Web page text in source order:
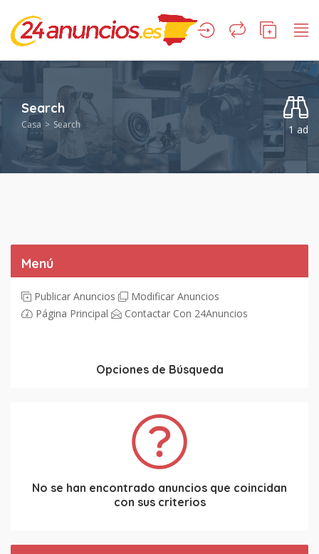
Search
Casa Search 1 ad
Menú
Publicar Anuncios
Modificar Anuncios
Página Principal
Contactar Con 24Anuncios
Opciones de Búsqueda
No se han encontrado anuncios que coincidan
con sus criterios